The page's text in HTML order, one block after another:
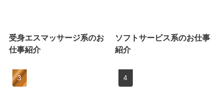
受身エスマッサージ系のお
仕事紹介
ソフトサービス系のお仕事
紹介